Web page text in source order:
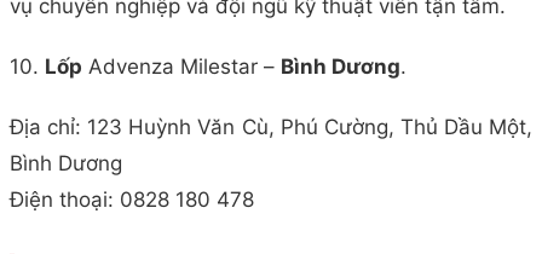
vụ chuyên nghiệp và đội ngũ kỹ thuật viên tận tâm.
10. Lốp Advenza Milestar – Bình Dương.
Địa chỉ: 123 Huỳnh Văn Cù, Phú Cường, Thủ Dầu Một,
Bình Dương
Điện thoại: 0828 180 478